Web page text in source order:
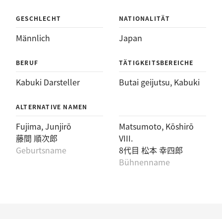
GESCHLECHT
Männlich
NATIONALITÄT
Japan
BERUF
Kabuki Darsteller
TÄTIGKEITSBEREICHE
Butai geijutsu, Kabuki
ALTERNATIVE NAMEN
Fujima, Junjirō
藤間 順次郎
Geburtsname
Matsumoto, Kōshirō
VIII.
8代目 松本 幸四郎
Bühnenname